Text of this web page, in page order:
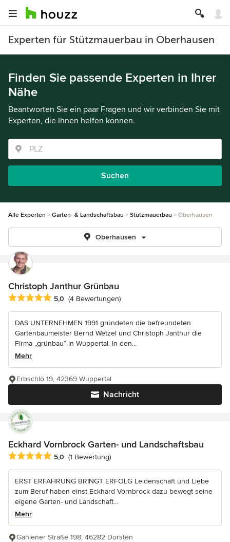
Experten für Stützmauerbau in Oberhausen
Finden Sie passende Experten in Ihrer
Nähe
Beantworten Sie ein paar Fragen und wir verbinden Sie mit
Experten, die Ihnen helfen können.
Suchen
Alle Experten Garten- & Landschaftsbau Stützmauerbau Oberhausen
Oberhausen
Christoph Janthur Grünbau
Durchschnittliche Bewertung: 5 von 5 Sternen
5,0 (4 Bewertungen)
DAS UNTERNEHMEN 1991 gründeten die befreundeten
Gartenbaumeister Bernd Wetzel und Christoph Janthur die
Firma „grünbau“ in Wuppertal. In den...
Mehr
Nachricht
Erbschlö 19, 42369 Wuppertal
Eckhard Vornbrock Garten- und Landschaftsbau
Durchschnittliche Bewertung: 5 von 5 Sternen
5,0 (1 Bewertung)
ERST ERFAHRUNG BRINGT ERFOLG Leidenschaft und Liebe
zum Beruf haben einst Eckhard Vornbrock dazu bewegt seine
eigene Garten- und Landschaft...
Mehr
Gahlener Straße 198, 46282 Dorsten